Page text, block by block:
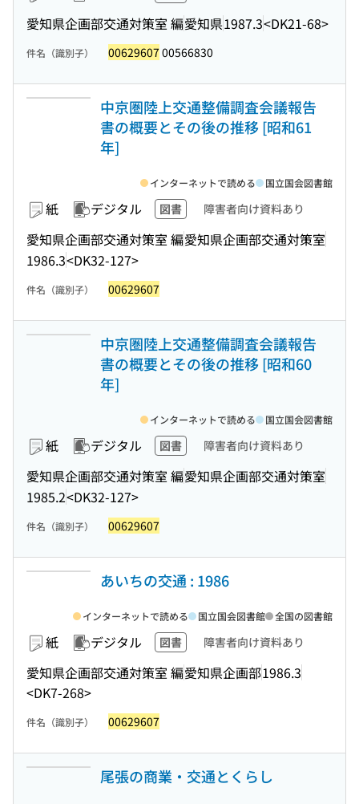
愛知県企画部交通対策室 編愛知県1987.3<DK21-68>
件名（識別子） 00629607 00566830
中京圏陸上交通整備調査会議報告
書の概要とその後の推移 [昭和61
年]
紙 デジタル 図書 障害者向け資料あり
愛知県企画部交通対策室 編愛知県企画部交通対策室
1986.3<DK32-127>
インターネットで読める 国立国会図書館
件名（識別子） 00629607
中京圏陸上交通整備調査会議報告
書の概要とその後の推移 [昭和60
年]
紙 デジタル 図書 障害者向け資料あり
愛知県企画部交通対策室 編愛知県企画部交通対策室
1985.2<DK32-127>
インターネットで読める 国立国会図書館
件名（識別子） 00629607
あいちの交通 : 1986
紙 デジタル 図書 障害者向け資料あり
愛知県企画部交通対策室 編愛知県企画部1986.3
<DK7-268>
インターネットで読める 国立国会図書館 全国の図書館
件名（識別子） 00629607
尾張の商業・交通とくらし